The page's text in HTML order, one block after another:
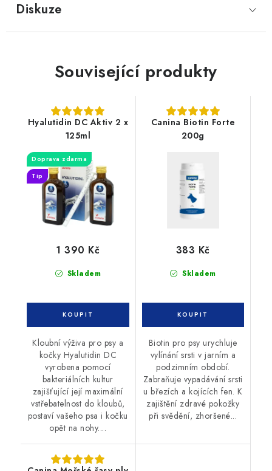
Diskuze
Související produkty
Hyalutidin DC Aktiv 2 x
125ml
Doprava zdarma
Tip
Skladem
1 390 Kč
Kloubní výživa pro psy a
kočky Hyalutidin DC
vyrobena pomocí
bakteriálních kultur
zajišťující její maximální
vstřebatelnost do kloubů,
postaví vašeho psa i kočku
opět na nohy....
Canina Biotin Forte
200g
Skladem
383 Kč
Biotin pro psy urychluje
vylínání srsti v jarním a
podzimním období.
Zabraňuje vypadávání srsti
u březích a kojících fen. K
zajištění zdravé pokožky
při svědění, zhoršené...